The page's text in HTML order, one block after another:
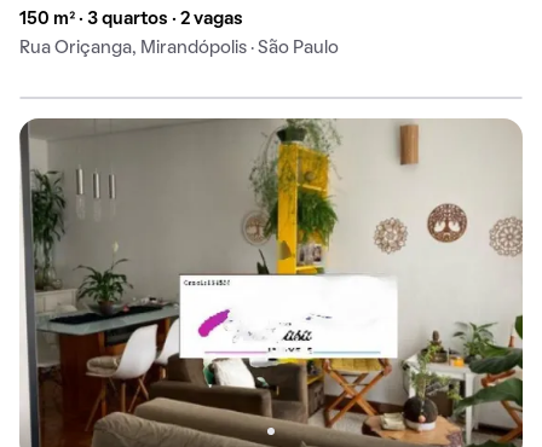
150 m² · 3 quartos · 2 vagas
Rua Oriçanga, Mirandópolis · São Paulo